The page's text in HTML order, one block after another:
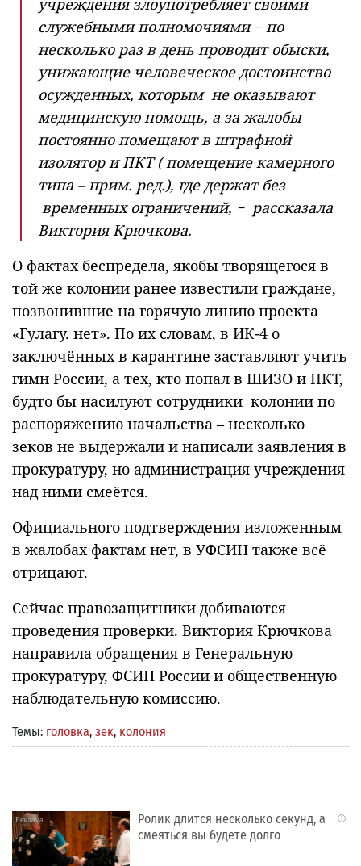
учреждения злоупотребляет своими
служебными полномочиями − по
несколько раз в день проводит обыски,
унижающие человеческое достоинство
осужденных, которым не оказывают
медицинскую помощь, а за жалобы
постоянно помещают в штрафной
изолятор и ПКТ ( помещение камерного
типа –прим. ред.), где держат без
временных ограничений, − рассказала
Виктория Крючкова.
О фактах беспредела, якобы творящегося в
той же колонии ранее известили граждане,
позвонившие на горячую линию проекта
«Гулагу. нет». По их словам, в ИК-4 о
заключённых в карантине заставляют учить
гимн России, а тех, кто попал в ШИЗО и ПКТ,
будто бы насилуют сотрудники колонии по
распоряжению начальства – несколько
зеков не выдержали и написали заявления в
прокуратуру, но администрация учреждения
над ними смеётся.
Официального подтверждения изложенным
в жалобах фактам нет, в УФСИН также всё
отрицают.
Сейчас правозащитники добиваются
проведения проверки. Виктория Крючкова
направила обращения в Генеральную
прокуратуру, ФСИН России и общественную
наблюдательную комиссию.
Темы: головка, зек, колония
i
Ролик длится несколько секунд, а
смеяться вы будете долго